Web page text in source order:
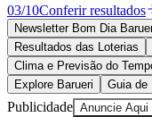
Esportes
Saúde
Segurança
Cultura
Meio Ambiente
Obras
Educação
03/10Conferir resultados
Newsletter Bom Dia
Resultados das Loterias
Clima e Previsão do
Explore Barueri
Guia de
Publicidade Anuncie Aqui